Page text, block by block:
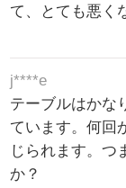
て、とても悪く
j****e
テーブルはかな
ています。何回
じられます。つ
か？